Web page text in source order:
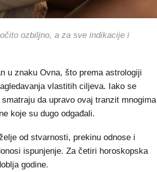
ozbiljno, a za sve indikacije i
u znaku Ovna, što prema astrologiji
vlastitih ciljeva. Iako se
da upravo ovaj tranzit mnogima
koje su dugo odgađali.
od stvarnosti, prekinu odnose i
ispunjenje. Za četiri horoskopska
godine.